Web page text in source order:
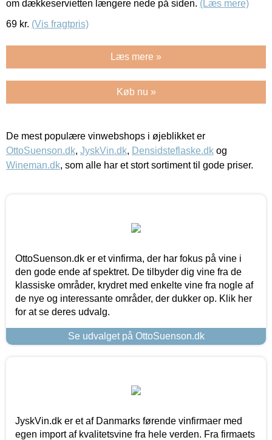
om dækkeservietten længere nede på siden. (Læs mere)
69 kr. (Vis fragtpris)
Læs mere »
Køb nu »
De mest populære vinwebshops i øjeblikket er
OttoSuenson.dk, JyskVin.dk, Densidsteflaske.dk og
Wineman.dk, som alle har et stort sortiment til gode priser.
OttoSuenson.dk er et vinfirma, der har fokus på vine i
den gode ende af spektret. De tilbyder dig vine fra de
klassiske områder, krydret med enkelte vine fra nogle af
de nye og interessante områder, der dukker op. Klik her
for at se deres udvalg.
Se udvalget på OttoSuenson.dk
JyskVin.dk er et af Danmarks førende vinfirmaer med
egen import af kvalitetsvine fra hele verden. Fra firmaets